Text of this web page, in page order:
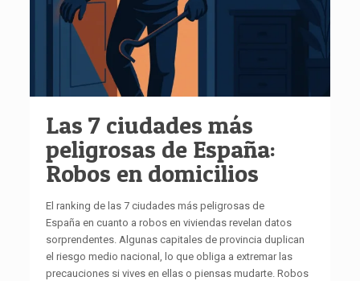
Las 7 ciudades más
peligrosas de España:
Robos en domicilios
El ranking de las 7 ciudades más peligrosas de
España en cuanto a robos en viviendas revelan datos
sorprendentes. Algunas capitales de provincia duplican
el riesgo medio nacional, lo que obliga a extremar las
precauciones si vives en ellas o piensas mudarte. Robos